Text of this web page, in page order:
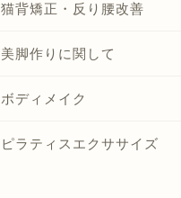
猫背矯正・反り腰改善
美脚作りに関して
ボディメイク
ピラティスエクササイズ